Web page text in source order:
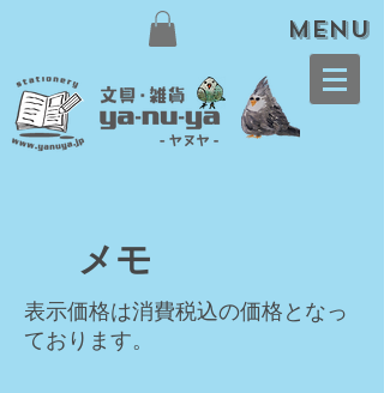
meNU
​メモ
表示価格は消費税込の価格となっ
ております。